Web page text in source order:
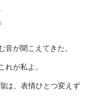
音が聞こえてきた。
が私よ。
は、表情ひとつ変えず